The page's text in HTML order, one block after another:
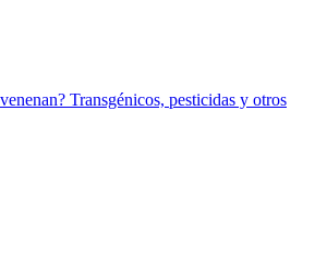
Transgénicos, pesticidas y otros